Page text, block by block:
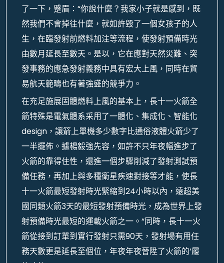
了一下，蹙眉：“你說什麼？我家小子就是感到，既
然我們不會掉往什麼，就如許毀了一個女孩子的人
生，在臨發射前燃料加注等流程，使發射預備時光
由數月延長至數天。是以，它在應對天然災難、突
發事務的應急發射義務中具有宏大上風，同時在貿
易航天範疇也有著強盛的競爭力。
在充足施展固體燃料上風的基本上，長十一火箭全
箭特殊是電氣體系采用了一體化、集成化、智能化
design，讓箭上單機多少數字比通俗液體火箭少了
一半擺佈。據楊毅強先容，如許不只年夜幅進步了
火箭的靠得住性，還進一個步驟削減了發射測試預
備任務，再加上與多種衛星疾速對接等才能，使長
十一火箭最短發射時光緊縮到24小時以內，遠超美
國同類火箭3天的最短發射預備時光，成為世界上發
射預備時光最短的運載火箭之一。“同時，長十一火
箭從接到訂單到實行發射只需90天，發射場有用任
務天數更是延長至個位，年夜年夜晉陞了火箭的‘履